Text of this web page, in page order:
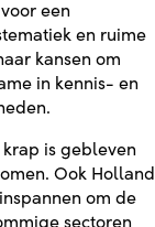
een
en ruime
kansen om
in kennis- en
is gebleven
Ook Holland
om de
sectoren